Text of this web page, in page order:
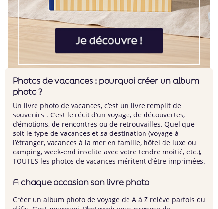
Photos de vacances : pourquoi créer un album
photo ?
Un livre photo de vacances, c’est un livre remplit de
souvenirs . C’est le récit d’un voyage, de découvertes,
d’émotions, de rencontres ou de retrouvailles. Quel que
soit le type de vacances et sa destination (voyage à
l’étranger, vacances à la mer en famille, hôtel de luxe ou
camping, week-end insolite avec votre tendre moitié, etc.),
TOUTES les photos de vacances méritent d’être imprimées.
A chaque occasion son livre photo
Créer un album photo de voyage de A à Z relève parfois du